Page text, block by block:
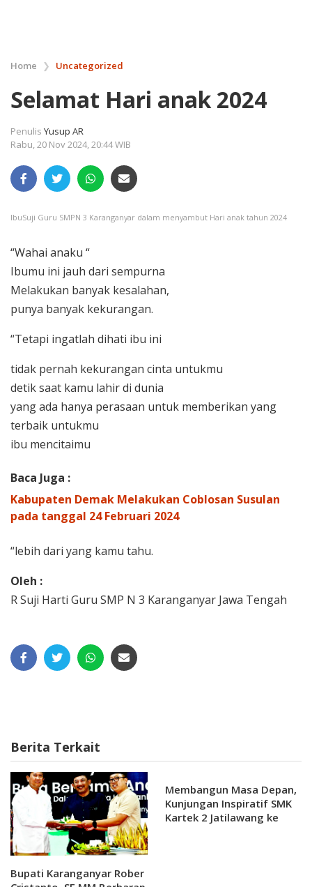
Home ❯ Uncategorized
Selamat Hari anak 2024
Penulis Yusup AR
Rabu, 20 Nov 2024, 20:44 WIB
IbuSuji Guru SMPN 3 Karanganyar dalam menyambut Hari anak tahun 2024
“Wahai anaku “
Ibumu ini jauh dari sempurna
Melakukan banyak kesalahan,
punya banyak kekurangan.
“Tetapi ingatlah dihati ibu ini
tidak pernah kekurangan cinta untukmu
detik saat kamu lahir di dunia
yang ada hanya perasaan untuk memberikan yang
terbaik untukmu
ibu mencitaimu
Baca Juga :
Kabupaten Demak Melakukan Coblosan Susulan
pada tanggal 24 Februari 2024
“lebih dari yang kamu tahu.
Oleh :
R Suji Harti Guru SMP N 3 Karanganyar Jawa Tengah
Berita Terkait
Bupati Karanganyar Rober
Membangun Masa Depan,
Kunjungan Inspiratif SMK
Kartek 2 Jatilawang ke